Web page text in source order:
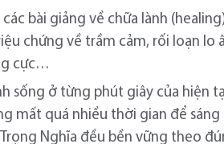
các bài giảng về chữa lành
chứng về trầm cảm, rối loạn lo
cực…
sống ở từng phút giây của hiện
mất quá nhiều thời gian để
Nghĩa đều bền vững theo